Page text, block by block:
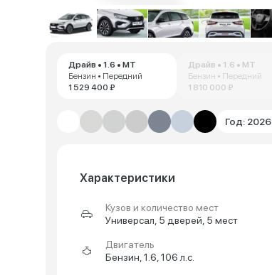
Драйв • 1.6 • MT
Бензин • Передний
1 529 400 ₽
Драйв • 1.6 • MT
Бензин • Передний
1 810 000 ₽
Год: 2026
Характеристики
Кузов и количество мест
Универсал, 5 дверей, 5 мест
Двигатель
Бензин, 1.6, 106 л.с.